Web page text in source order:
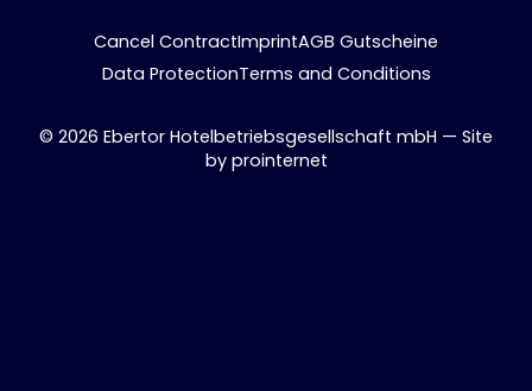
Cancel ContractImprintAGB Gutscheine
Data ProtectionTerms and Conditions
© 2026 Ebertor Hotelbetriebsgesellschaft mbH — Site
by prointernet